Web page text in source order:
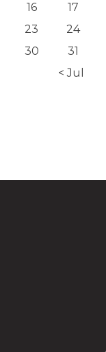
16
17
23
24
30
31
< Jul